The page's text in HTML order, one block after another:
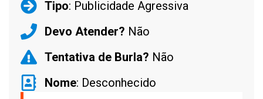
Tipo: Publicidade Agressiva
Devo Atender? Não
Tentativa de Burla? Não
Nome: Desconhecido